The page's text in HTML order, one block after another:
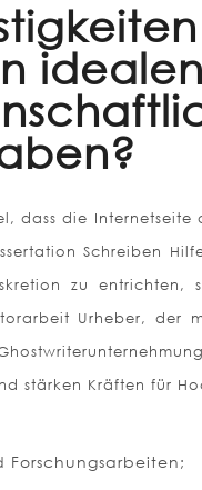
idealen
dass die
Schreiben
zu entrichten,
Urheber, der
stärken Kräften für